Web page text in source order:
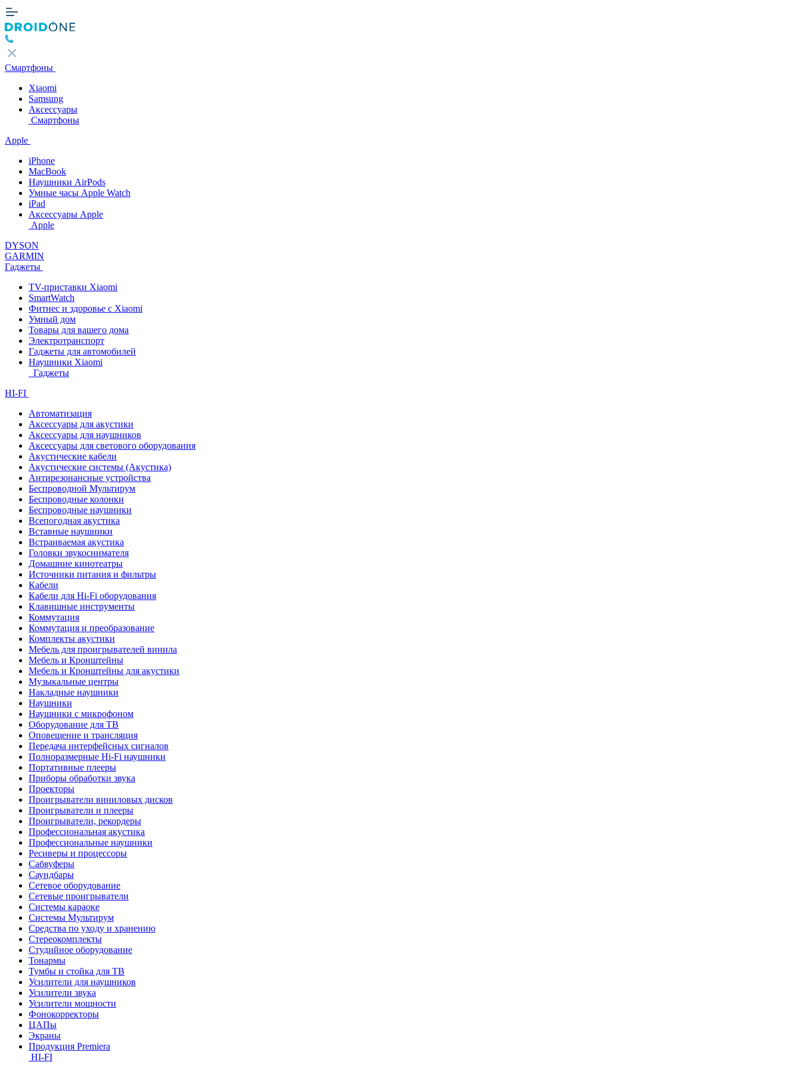
Смартфоны
Xiaomi
Samsung
Аксессуары
Смартфоны
Apple
iPhone
MacBook
Наушники AirPods
Умные часы Apple Watch
iPad
Аксессуары Apple
Apple
DYSON
GARMIN
Гаджеты
TV-приставки Xiaomi
SmartWatch
Фитнес и здоровье с Xiaomi
Умный дом
Товары для вашего дома
Электротранспорт
Гаджеты для автомобилей
Наушники Xiaomi
Гаджеты
HI-FI
Автоматизация
Аксессуары для акустики
Аксессуары для наушников
Аксессуары для светового оборудования
Акустические кабели
Акустические системы (Акустика)
Антирезонансные устройства
Беспроводной Мультирум
Беспроводные колонки
Беспроводные наушники
Всепогодная акустика
Вставные наушники
Встраиваемая акустика
Головки звукоснимателя
Домашние кинотеатры
Источники питания и фильтры
Кабели
Кабели для Hi-Fi оборудования
Клавишные инструменты
Коммутация
Коммутация и преобразование
Комплекты акустики
Мебель для проигрывателей винила
Мебель и Кронштейны
Мебель и Кронштейны для акустики
Музыкальные центры
Накладные наушники
Наушники
Наушники с микрофоном
Оборудование для ТВ
Оповещение и трансляция
Передача интерфейсных сигналов
Полноразмерные Hi-Fi наушники
Портативные плееры
Приборы обработки звука
Проекторы
Проигрыватели виниловых дисков
Проигрыватели и плееры
Проигрыватели, рекордеры
Профессиональная акустика
Профессиональные наушники
Ресиверы и процессоры
Сабвуферы
Саундбары
Сетевое оборудование
Сетевые проигрыватели
Системы караоке
Системы Мультирум
Средства по уходу и хранению
Стереокомплекты
Студийное оборудование
Тонармы
Тумбы и стойка для ТВ
Усилители для наушников
Усилители звука
Усилители мощности
Фонокорректоры
ЦАПы
Экраны
Продукция Premiera
HI-FI